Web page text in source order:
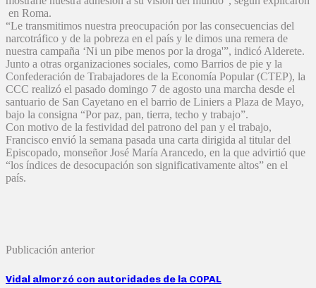
en Roma.
“Le transmitimos nuestra preocupación por las consecuencias del
narcotráfico y de la pobreza en el país y le dimos una remera de
nuestra campaña ‘Ni un pibe menos por la droga'”, indicó Alderete.
Junto a otras organizaciones sociales, como Barrios de pie y la
Confederación de Trabajadores de la Economía Popular (CTEP), la
CCC realizó el pasado domingo 7 de agosto una marcha desde el
santuario de San Cayetano en el barrio de Liniers a Plaza de Mayo,
bajo la consigna “Por paz, pan, tierra, techo y trabajo”.
Con motivo de la festividad del patrono del pan y el trabajo,
Francisco envió la semana pasada una carta dirigida al titular del
Episcopado, monseñor José María Arancedo, en la que advirtió que
“los índices de desocupación son significativamente altos” en el
país.
Publicación anterior
Vidal almorzó con autoridades de la COPAL